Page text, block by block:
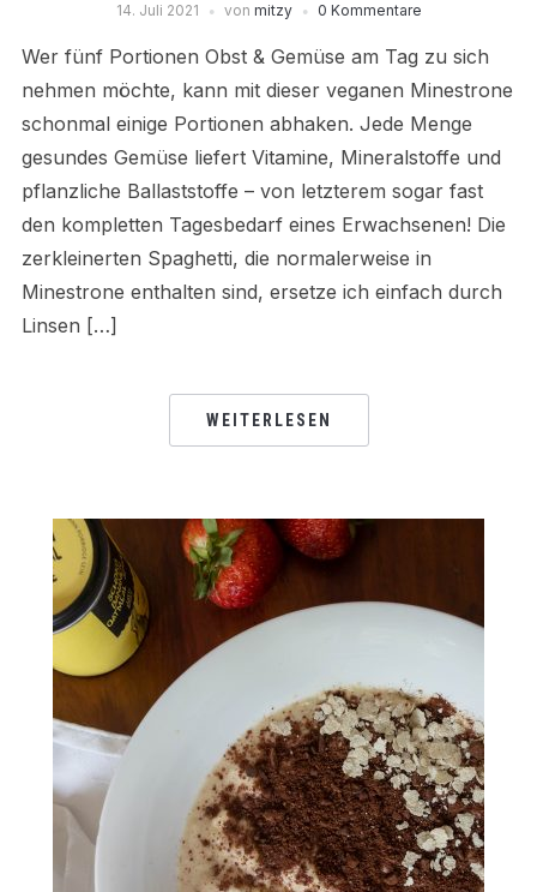
14. Juli 2021 von mitzy 0 Kommentare
Wer fünf Portionen Obst & Gemüse am Tag zu sich
nehmen möchte, kann mit dieser veganen Minestrone
schonmal einige Portionen abhaken. Jede Menge
gesundes Gemüse liefert Vitamine, Mineralstoffe und
pflanzliche Ballaststoffe – von letzterem sogar fast
den kompletten Tagesbedarf eines Erwachsenen! Die
zerkleinerten Spaghetti, die normalerweise in
Minestrone enthalten sind, ersetze ich einfach durch
Linsen […]
WEITERLESEN